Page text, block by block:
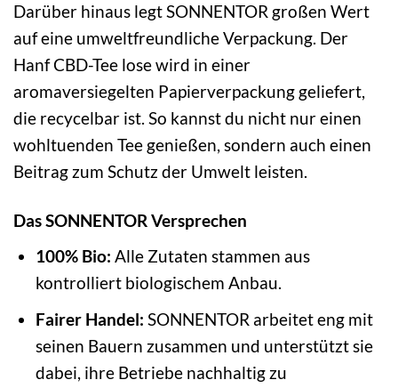
Darüber hinaus legt SONNENTOR großen Wert
auf eine umweltfreundliche Verpackung. Der
Hanf CBD-Tee lose wird in einer
aromaversiegelten Papierverpackung geliefert,
die recycelbar ist. So kannst du nicht nur einen
wohltuenden Tee genießen, sondern auch einen
Beitrag zum Schutz der Umwelt leisten.
Das SONNENTOR Versprechen
100% Bio: Alle Zutaten stammen aus
kontrolliert biologischem Anbau.
Fairer Handel: SONNENTOR arbeitet eng mit
seinen Bauern zusammen und unterstützt sie
dabei, ihre Betriebe nachhaltig zu